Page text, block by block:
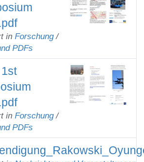
in Forschung /
PDFs
in Forschung /
PDFs